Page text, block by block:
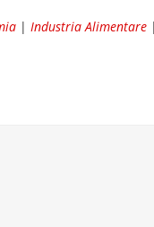
| Industria Alimentare|